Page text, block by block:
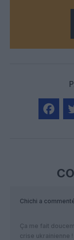
Chichi a
Ça me fait
crise ukrainienne